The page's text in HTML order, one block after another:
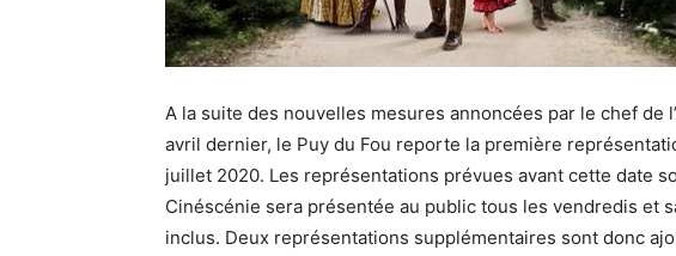
A la suite des nouvelles mesures annoncées par le chef de
avril dernier, le Puy du Fou reporte la première
juillet 2020. Les représentations prévues avant cette date
Cinéscénie sera présentée au public tous les vendredis et
inclus. Deux représentations supplémentaires sont donc